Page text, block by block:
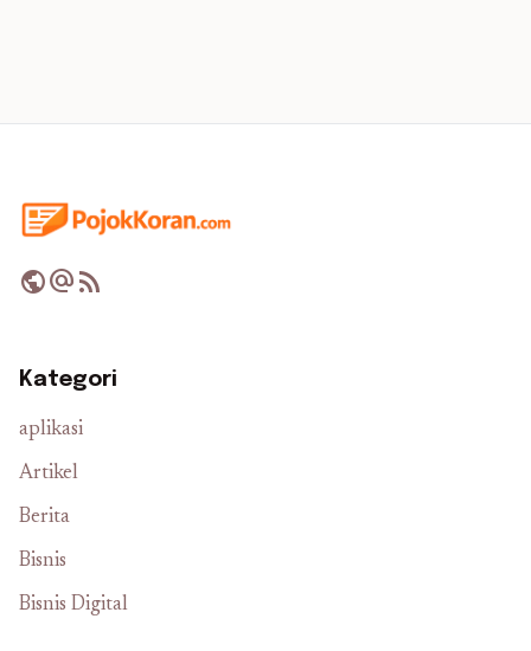
publicalternate_emailrss_feed
Kategori
aplikasi
Artikel
Berita
Bisnis
Bisnis Digital